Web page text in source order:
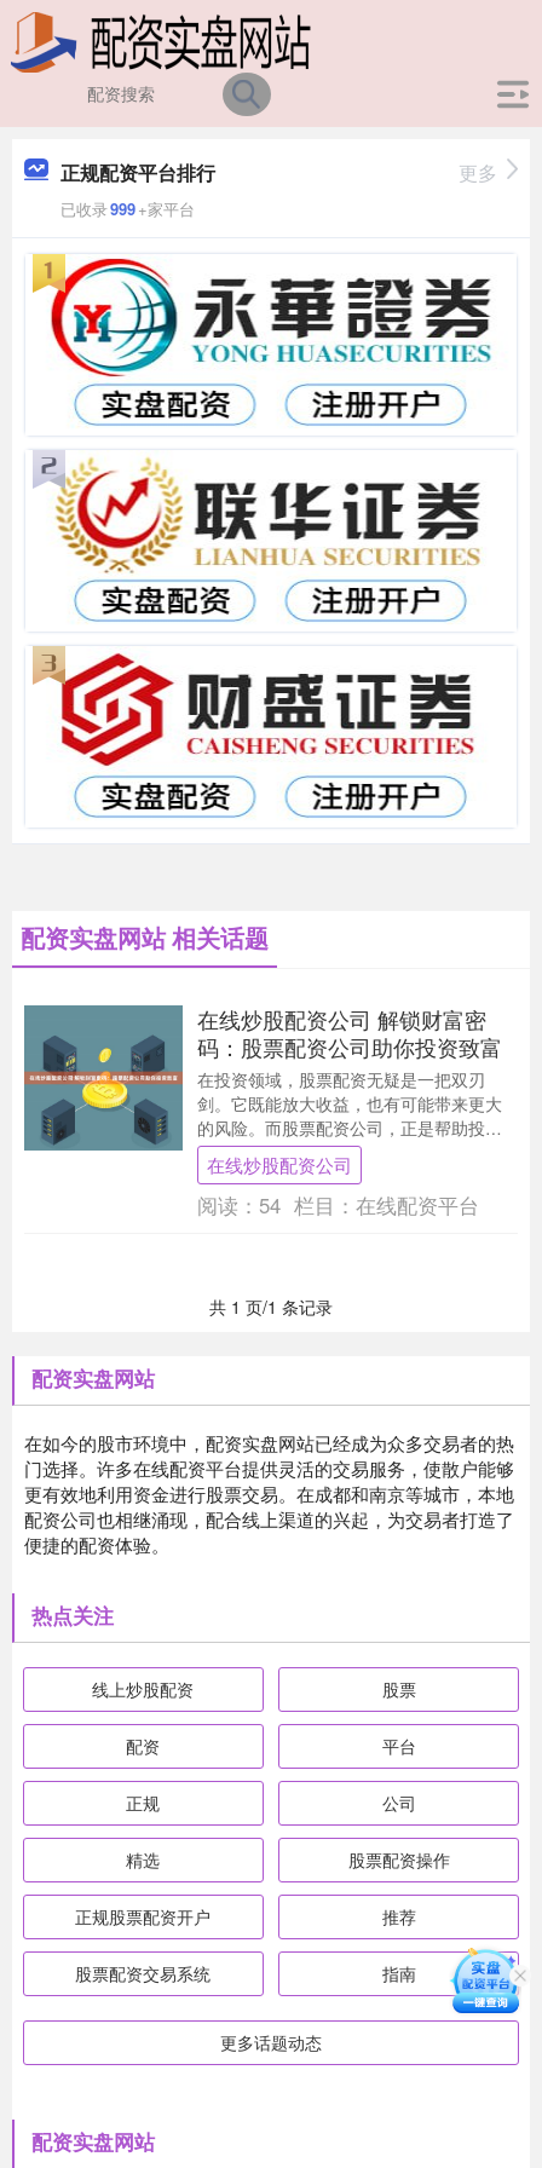
正规配资平台排行
已收录999+家平台
更多
配资实盘网站 相关话题
在线炒股配资公司 解锁财富密
码：股票配资公司助你投资致富
在投资领域，股票配资无疑是一把双刃
剑。它既能放大收益，也有可能带来更大
的风险。而股票配资公司，正是帮助投资
者驾驭这把双刃剑的专业机构。 * **资金杠
杆：**配....
在线炒股配资公司
阅读： 54 栏目： 在线配资平台
共 1 页/1 条记录
配资实盘网站
在如今的股市环境中，配资实盘网站已经成为众多交易者的热
门选择。许多在线配资平台提供灵活的交易服务，使散户能够
更有效地利用资金进行股票交易。在成都和南京等城市，本地
配资公司也相继涌现，配合线上渠道的兴起，为交易者打造了
便捷的配资体验。
热点关注
线上炒股配资 股票
配资 平台
正规 公司
精选 股票配资操作
正规股票配资开户 推荐
股票配资交易系统 指南
更多话题动态
配资实盘网站